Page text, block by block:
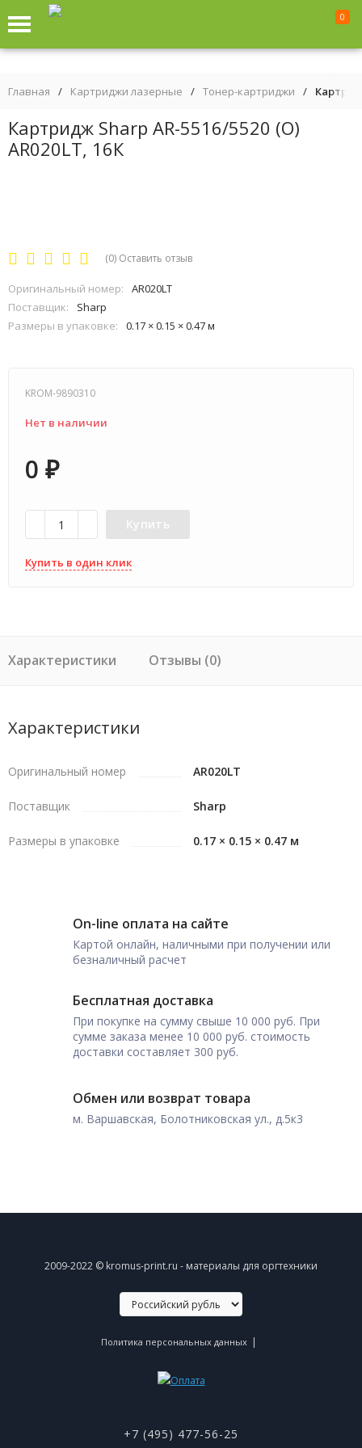
0
Главная / Картриджи лазерные / Тонер-картриджи /
Картридж Sharp AR-5516/5520 (О)
AR020LT, 16К
(0) Оставить отзыв
Оригинальный номер:
AR020LT
Поставщик:
Sharp
Размеры в упаковке:
0.17 × 0.15 × 0.47 м
KROM-9890310
Нет в наличии
0 ₽
Купить
Купить в один клик
Характеристики Отзывы (0)
Характеристики
Оригинальный номер AR020LT
Поставщик Sharp
Размеры в упаковке 0.17 × 0.15 × 0.47 м
On-line оплата на сайте
Картой онлайн, наличными при получении или
безналичный расчет
Бесплатная доставка
При покупке на сумму свыше 10 000 руб. При
сумме заказа менее 10 000 руб. стоимость
доставки составляет 300 руб.
Обмен или возврат товара
м. Варшавская, Болотниковская ул., д.5к3
2009-2022 © kromus-print.ru - материалы для оргтехники
Политика персональных данных |
+7 (495) 477-56-25